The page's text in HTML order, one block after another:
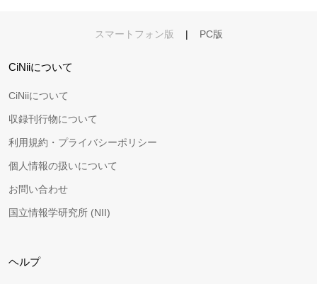
スマートフォン版 | PC版
CiNiiについて
CiNiiについて
収録刊行物について
利用規約・プライバシーポリシー
個人情報の扱いについて
お問い合わせ
国立情報学研究所 (NII)
ヘルプ